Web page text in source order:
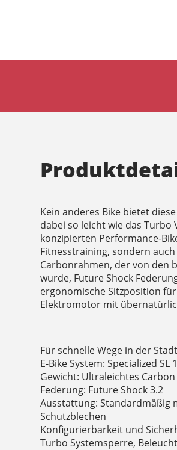
Kein anderes Bike bietet
dabei so leicht wie das Turbo
konzipierten Performance-
Fitnesstraining, sondern
Carbonrahmen, der von den
wurde, Future Shock
ergonomische Sitzposition
Elektromotor mit
Für schnelle Wege in der
E-Bike System: Specialized
Gewicht: Ultraleichtes Carbon
Federung: Future Shock 3.2
Ausstattung: Standardmäßig
Schutzblechen
Konfigurierbarkeit und
Turbo Systemsperre,